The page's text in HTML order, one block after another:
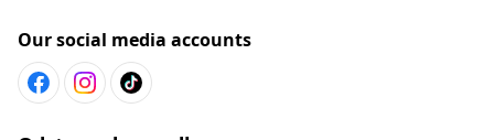
Our social media accounts